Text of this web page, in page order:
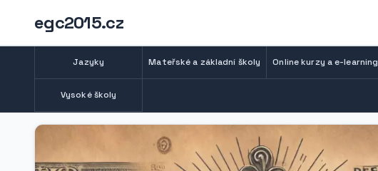
egc2015.cz
Jazyky Mateřské a základní školy Online kurzy a e-learning
Vysoké školy